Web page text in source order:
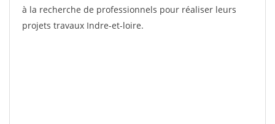
à la recherche de professionnels pour réaliser leurs
projets travaux Indre-et-loire.